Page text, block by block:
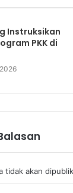
Instruksikan
PKK di
tidak akan